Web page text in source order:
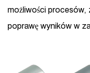
możliwości
poprawę wyników w